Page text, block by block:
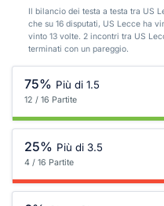
Il bilancio dei testa a testa tra US
che su 16 disputati, US Lecce ha
vinto 13 volte. 2 incontri tra US
terminati con un pareggio.
75% Più di 1.5
12 / 16 Partite
25% Più di 3.5
4 / 16 Partite